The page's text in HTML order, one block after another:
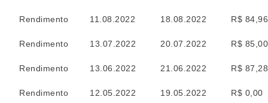
Rendimento 11.08.2022 18.08.2022 R$ 84,96
Rendimento 13.07.2022 20.07.2022 R$ 85,00
Rendimento 13.06.2022 21.06.2022 R$ 87,28
Rendimento 12.05.2022 19.05.2022 R$ 0,00